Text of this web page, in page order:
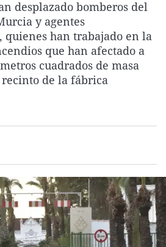
La rosa de los vientos
Gente viajera
Como el perro y el
Caso
Retornados
Equipo de
Operación Viuda
Extremadura
Galicia
La Rioja
Navarra
Virales
Televisión
Elecciones
desplazado bomberos del
y agentes
quienes han trabajado en la
que han afectado a
cuadrados de masa
de la fábrica